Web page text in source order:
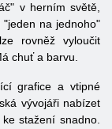
v herním světě,
na jednoho"
rovněž vyloučit
chuť a barvu.
grafice a vtipné
vývojáři nabízet
stažení snadno.